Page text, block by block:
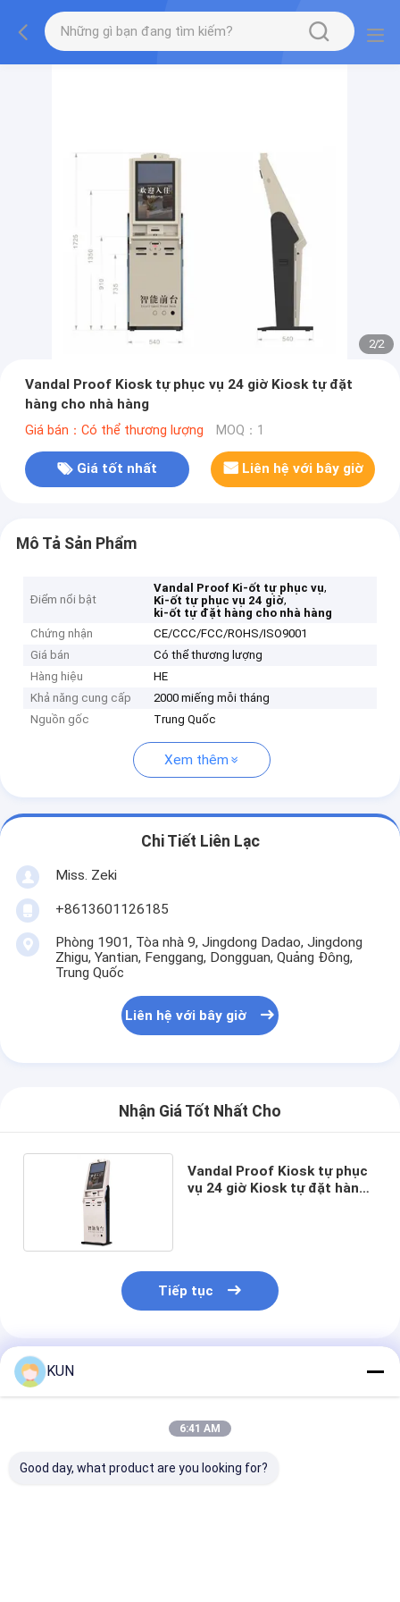
2/2
Vandal Proof Kiosk tự phục vụ 24 giờ Kiosk tự đặt
hàng cho nhà hàng
Giá bán：Có thể thương lượng MOQ：1
Giá tốt nhất Liên hệ với bây giờ
Mô Tả Sản Phẩm
Điểm nổi bật
Vandal Proof Ki-ốt tự phục vụ,
Ki-ốt tự phục vụ 24 giờ,
ki-ốt tự đặt hàng cho nhà hàng
Chứng nhận
CE/CCC/FCC/ROHS/ISO9001
Giá bán
Có thể thương lượng
Hàng hiệu
HE
Khả năng cung cấp
2000 miếng mỗi tháng
Nguồn gốc
Trung Quốc
Xem thêm
Chi Tiết Liên Lạc
Miss. Zeki
+8613601126185
Phòng 1901, Tòa nhà 9, Jingdong Dadao, Jingdong
Zhigu, Yantian, Fenggang, Dongguan, Quảng Đông,
Trung Quốc
Liên hệ với bây giờ
Nhận Giá Tốt Nhất Cho
Vandal Proof Kiosk tự phục
vụ 24 giờ Kiosk tự đặt hàng
Tiếp tục
Sản Phẩm Khuyến Cáo
KUN
6:41 AM
Good day, what product are you looking for?